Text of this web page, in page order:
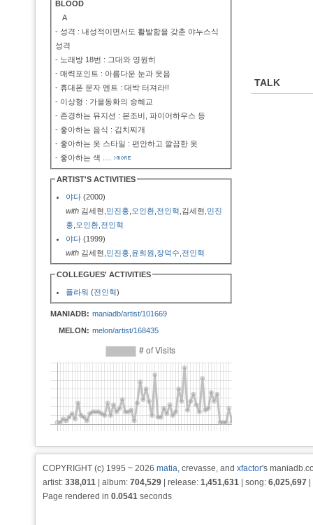
BLOOD
A
- 성격 : 내성적이면서도 활발함을 갖춘 야누스식
성격
- 노래방 18번 : 그대와 영원히
- 매력포인트 : 아름다운 눈과 웃음
- 휴대폰 문자 멘트 : 대박 터져라!!
- 이상형 : 가을동화의 송혜교
- 존경하는 뮤지션 : 본조비, 파이어하우스 등
- 좋아하는 음식 : 김치찌개
- 좋아하는 옷 스타일 : 편안하고 깔끔한 옷
- 좋아하는 색
ARTIST'S ACTIVITIES
야다 (2000)
with 김세현, 민진홍 오인환 전인혁 ,김세현, 민진
홍 오인환 전인혁
야다 (1999)
with 김세현, 민진홍 윤희원 장덕수 전인혁
COLLEGUES' ACTIVITIES
플라워 (전인혁)
MANIADB: maniadb/artist/101669
MELON: melon/artist/168435
TALK
COPYRIGHT (c) 1995 ~ 2026 matia, crevasse, and xfactor's
artist: 338,011 | album: 704,529 | release: 1,451,631 | song: 6,025,697
Page rendered in 0.0541 seconds